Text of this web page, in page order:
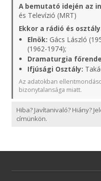
A bemutató idején az
és Televízió (MRT)
Ekkor a rádió és
Elnök: Gács László
(1962-1974);
Dramaturgia
Ifjúsági Osztály:
Az adatokban
bizonytalansága miatt.
Hiba? Javítanivaló? Hiány?
címünkön.